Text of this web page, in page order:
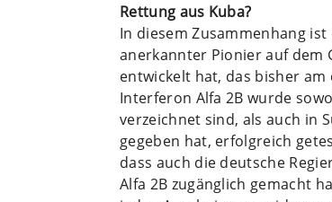
Rettung aus Kuba?
In diesem Zusammenhang
anerkannter Pionier auf dem
entwickelt hat, das bisher am
Interferon Alfa 2B wurde
verzeichnet sind, als auch in
gegeben hat, erfolgreich
dass auch die deutsche
Alfa 2B zugänglich gemacht